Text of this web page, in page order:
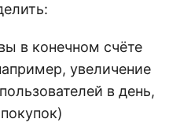
в конечном счёте
увеличение
в день,